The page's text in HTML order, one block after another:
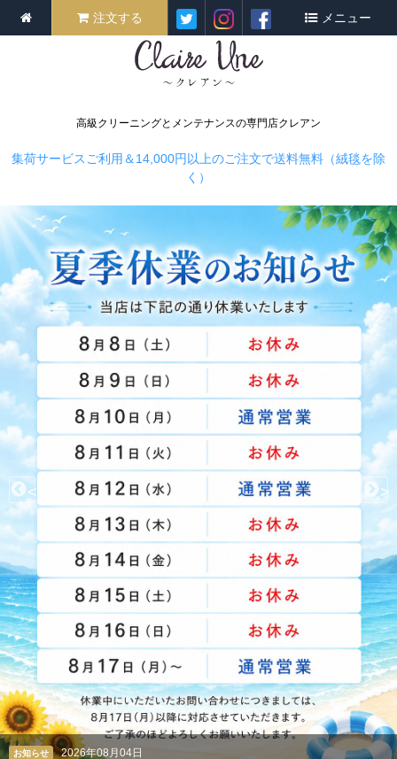
高級クリーニングとメンテナンスの専門店クレアン
注文する メニュー
集荷サービスご利用＆14,000円以上のご注文で送料無料（絨毯を除
く）
08月04日 クレアン広報室
< >